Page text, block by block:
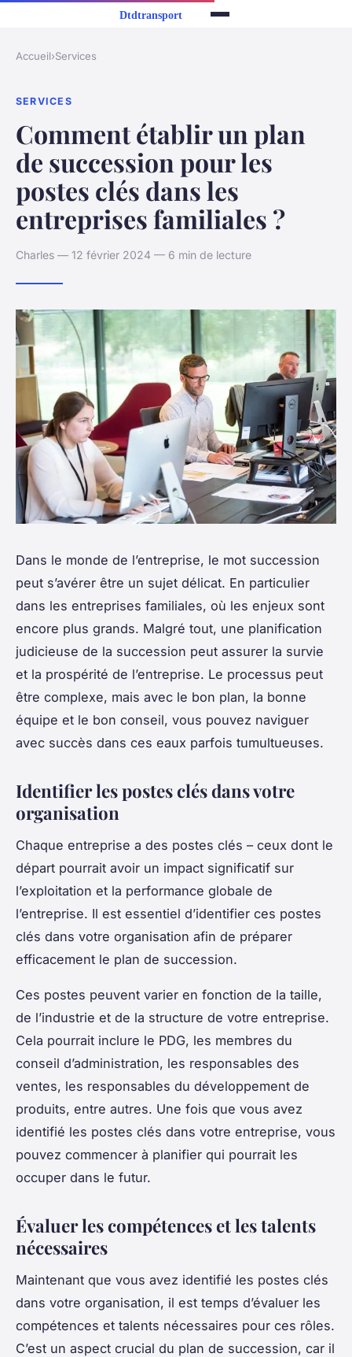
Accueil›Services
SERVICES
Comment établir un plan
de succession pour les
postes clés dans les
entreprises familiales ?
Charles — 12 février 2024 — 6 min de lecture
Dans le monde de l’entreprise, le mot succession
peut s’avérer être un sujet délicat. En particulier
dans les entreprises familiales, où les enjeux sont
encore plus grands. Malgré tout, une planification
judicieuse de la succession peut assurer la survie
et la prospérité de l’entreprise. Le processus peut
être complexe, mais avec le bon plan, la bonne
équipe et le bon conseil, vous pouvez naviguer
avec succès dans ces eaux parfois tumultueuses.
Identifier les postes clés dans votre
organisation
Chaque entreprise a des postes clés – ceux dont le
départ pourrait avoir un impact significatif sur
l’exploitation et la performance globale de
l’entreprise. Il est essentiel d’identifier ces postes
clés dans votre organisation afin de préparer
efficacement le plan de succession.
Ces postes peuvent varier en fonction de la taille,
de l’industrie et de la structure de votre entreprise.
Cela pourrait inclure le PDG, les membres du
conseil d’administration, les responsables des
ventes, les responsables du développement de
produits, entre autres. Une fois que vous avez
identifié les postes clés dans votre entreprise, vous
pouvez commencer à planifier qui pourrait les
occuper dans le futur.
Évaluer les compétences et les talents
nécessaires
Maintenant que vous avez identifié les postes clés
dans votre organisation, il est temps d’évaluer les
compétences et talents nécessaires pour ces rôles.
C’est un aspect crucial du plan de succession, car il